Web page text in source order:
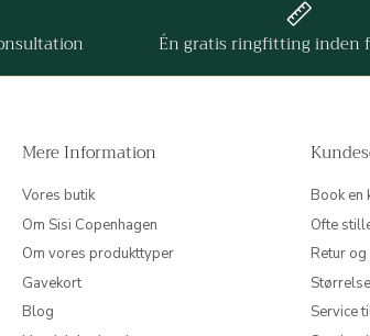
Én gratis ringfitting inden
Mere Information
Vores butik
Om Sisi Copenhagen
Om vores produkttyper
Gavekort
Blog
Book en
Ofte
Retur
Service